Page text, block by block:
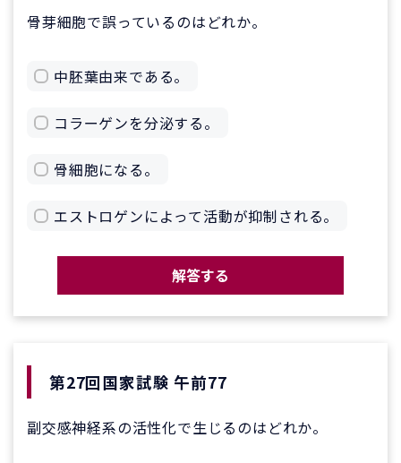
骨芽細胞で誤っているのはどれか。
中胚葉由来である。
コラーゲンを分泌する。
骨細胞になる。
エストロゲンによって活動が抑制される。
解答する
第27回国家試験 午前77
副交感神経系の活性化で生じるのはどれか。